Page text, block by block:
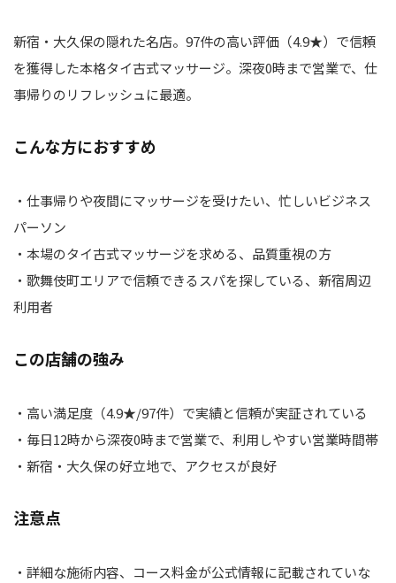
新宿・大久保の隠れた名店。97件の高い評価（4.9★）で信頼
を獲得した本格タイ古式マッサージ。深夜0時まで営業で、仕
事帰りのリフレッシュに最適。
こんな方におすすめ
・仕事帰りや夜間にマッサージを受けたい、忙しいビジネス
パーソン
・本場のタイ古式マッサージを求める、品質重視の方
・歌舞伎町エリアで信頼できるスパを探している、新宿周辺
利用者
この店舗の強み
・高い満足度（4.9★/97件）で実績と信頼が実証されている
・毎日12時から深夜0時まで営業で、利用しやすい営業時間帯
・新宿・大久保の好立地で、アクセスが良好
注意点
・詳細な施術内容、コース料金が公式情報に記載されていな